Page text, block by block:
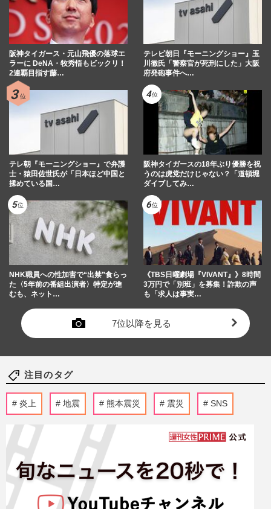
阪神タイガース・元山飛優の落球エ
ラーに DeNA・牧秀悟もビックリ！
2連覇目指す藤…
テレビ朝日『モーニングショー』玉
川徹氏「警察官が死刑にした」大阪
府発砲事件へ…
テレ朝『モーニングショー』で弁護
士・猿田佐世氏が「日本ほど中国と
揉めている国…
阪神タイガースの18年ぶり優勝を祝
うのは虎党だけじゃない？「道頓堀
ダイブしてみ…
NHK職員への性加害で“出禁”食らっ
た〈5年前の番組出演者〉特定が進
むも、ネット…
《TBS日曜劇場『VIVANT』》8時間
3万円で「別班」を募集！詐欺の声
も「求人は事実…
7位以降を見る
注目のタグ
炎上 地震 熊本震災 震災 SNS